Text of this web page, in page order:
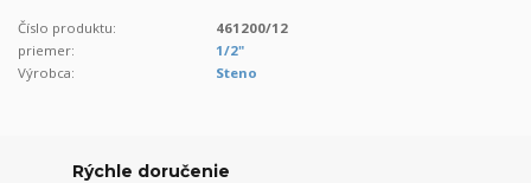
Číslo produktu:
461200/12
priemer:
1/2"
Výrobca:
Steno
Rýchle doručenie